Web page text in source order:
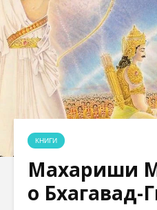
КНИГИ
Махариши
о Бхагавад-